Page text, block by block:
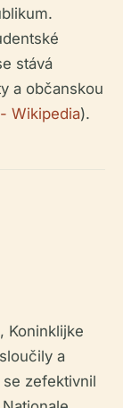
stává
a občanskou
Wikipedia).
Koninklijke
a
zefektivnil